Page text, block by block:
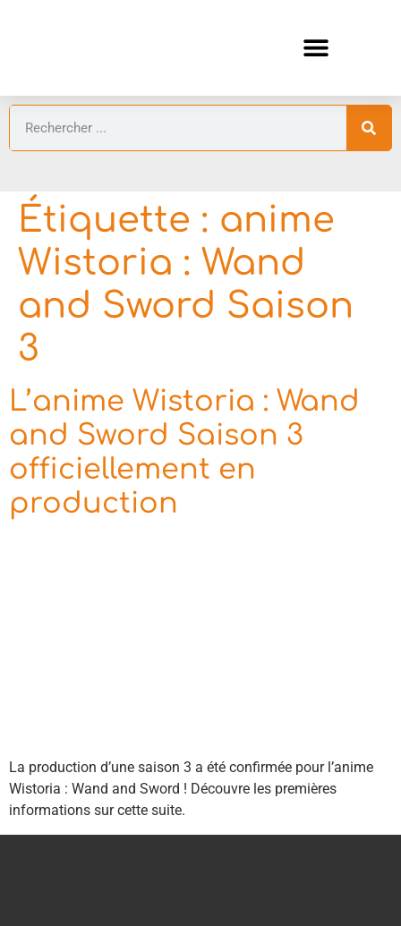
Étiquette : anime
Wistoria : Wand
and Sword Saison
3
L’anime Wistoria : Wand
and Sword Saison 3
officiellement en
production
La production d’une saison 3 a été confirmée pour l’anime
Wistoria : Wand and Sword ! Découvre les premières
informations sur cette suite.